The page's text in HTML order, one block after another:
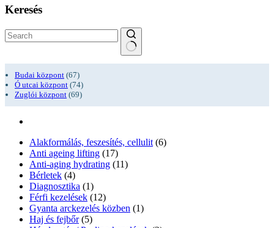
Keresés
results
Budai központ (67)
Ó utcai központ (74)
Zuglói központ (69)
Alakformálás, feszesítés, cellulit (6)
Anti ageing lifting (17)
Anti-aging hydrating (11)
Bérletek (4)
Diagnosztika (1)
Férfi kezelések (12)
Gyanta arckezelés közben (1)
Haj és fejbőr(5)